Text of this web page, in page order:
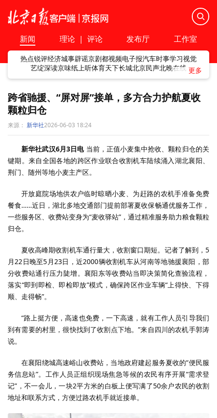
新闻 理论 | 评论 发布厅 工作室
热点锐评经济城事辟谣京剧都视频电子报汽车时事学习视觉
艺绽深读京味纸上听体育天下长城北京民声北晚在线
跨省驰援、“屏对屏”接单，多方合力护航夏收
颗粒归仓
来源： 新华社2026-06-03 18:24
新华社武汉6月3日电当前，正值小麦集中抢收、颗粒归仓的关
键期。来自全国各地的跨区作业联合收割机车陆续涌入湖北襄阳、
荆门、随州等地小麦主产区。
开放庭院场地供农户临时晾晒小麦、为赶路的农机手准备免费
餐食……近日，湖北多地交通部门提前部署夏收保畅通优服务工作，
一些服务区、收费站变身为“麦收驿站”，通过精准服务助力粮食颗粒
归仓。
夏收高峰期收割机车通行量大，收割窗口期短。记者了解到，5
月22日晚至5月23日，近2000辆收割机车从河南等地驰援襄阳，部
分收费站通行压力陡增。襄阳东等收费站当即决策简化查验流程，
落实“即到即检、即检即放”模式，确保跨区作业车辆“上得快、下得
顺、走得畅”。
“路上挺方便，高速也免费，一下高速，就有工作人员引导我们
到有需要的村里，很快找到了收割点下地。”来自四川的农机手郭涛
说。
在襄阳绕城高速峪山收费站，当地政府建起服务夏收的“便民服
务信息站”。工作人员正组织现场焦急等候的农民有序开展“需求登
记”，不一会儿，一块2平方米的白板上便写满了50余户农民的收割
地址和联系方式，方便过路农机手就近接单。